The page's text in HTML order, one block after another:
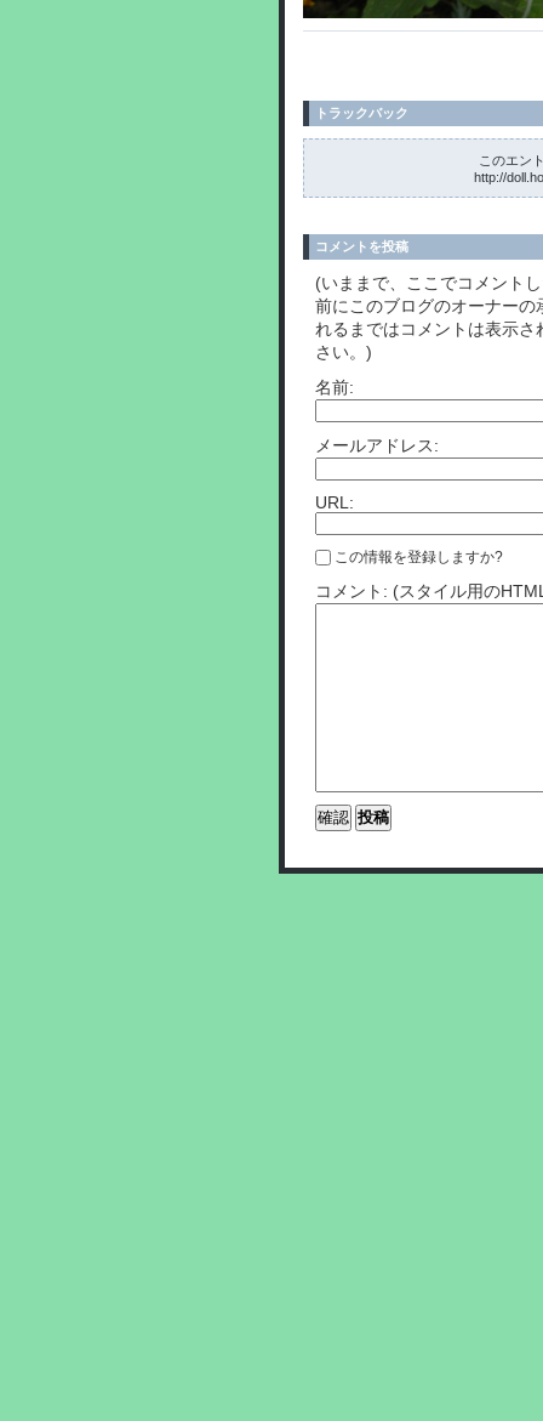
トラックバック
このエン
http://
コメントを投稿
(いままで、ここでコメント
前にこのブログのオーナー
れるまではコメントは表示
さい。)
名前:
メールアドレス:
URL:
この情報を登録しますか?
コメント: (スタイル用の